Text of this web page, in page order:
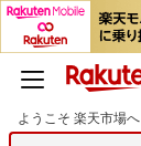
ようこそ 楽天市場へ